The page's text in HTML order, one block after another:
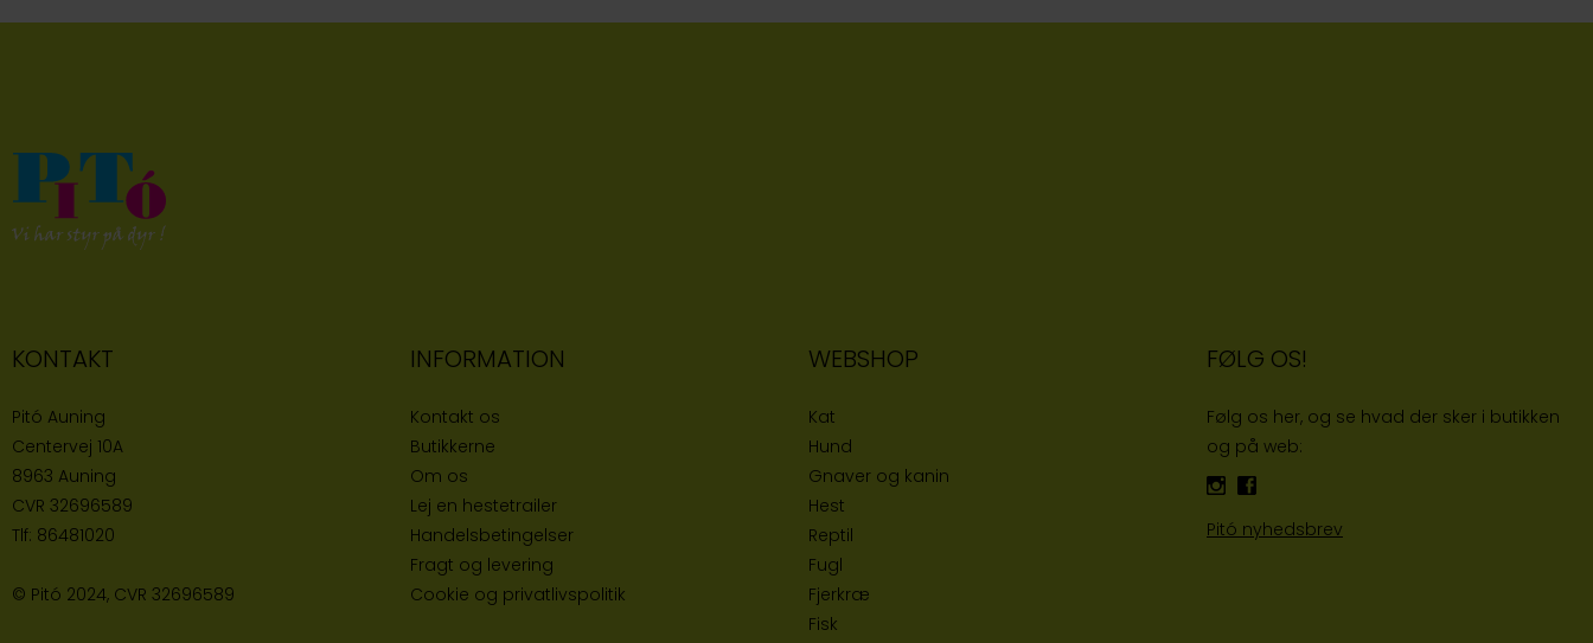
KONTAKT
Pitó Auning
Centervej 10A
8963 Auning
CVR 32696589
Tlf: 86481020
© Pitó 2024, CVR 32696589
INFORMATION
Kontakt os
Butikkerne
Om os
Lej en hestetrailer
Handelsbetingelser
Fragt og levering
Cookie og privatlivspolitik
WEBSHOP
Kat
Hund
Gnaver og kanin
Hest
Reptil
Fugl
Fjerkræ
Fisk
FØLG OS!
Følg os her, og se hvad der sker i butikken
og på web:
Pitó nyhedsbrev